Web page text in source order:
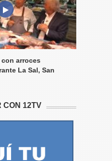
arroces
La Sal, San
CON 12TV